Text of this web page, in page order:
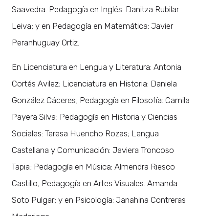
Saavedra. Pedagogía en Inglés: Danitza Rubilar
Leiva; y en Pedagogía en Matemática: Javier
Peranhuguay Ortiz.
En Licenciatura en Lengua y Literatura: Antonia
Cortés Avilez; Licenciatura en Historia: Daniela
González Cáceres; Pedagogía en Filosofía: Camila
Payera Silva; Pedagogía en Historia y Ciencias
Sociales: Teresa Huencho Rozas; Lengua
Castellana y Comunicación: Javiera Troncoso
Tapia; Pedagogía en Música: Almendra Riesco
Castillo; Pedagogía en Artes Visuales: Amanda
Soto Pulgar; y en Psicología: Janahina Contreras